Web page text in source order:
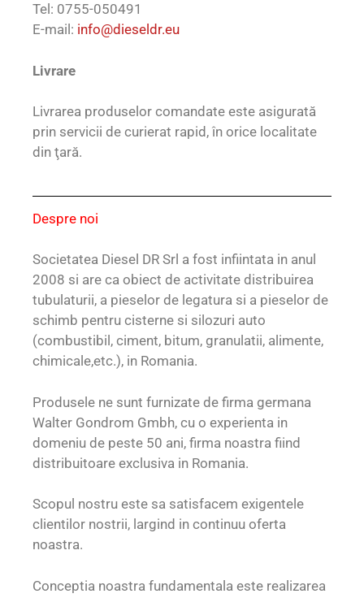
Tel: 0755-050491
E-mail: info@dieseldr.eu
Livrare
Livrarea produselor comandate este asigurată
prin servicii de curierat rapid, în orice localitate
din ţară.
Despre noi
Societatea Diesel DR Srl a fost infiintata in anul
2008 si are ca obiect de activitate distribuirea
tubulaturii, a pieselor de legatura si a pieselor de
schimb pentru cisterne si silozuri auto
(combustibil, ciment, bitum, granulatii, alimente,
chimicale,etc.), in Romania.
Produsele ne sunt furnizate de firma germana
Walter Gondrom Gmbh, cu o experienta in
domeniu de peste 50 ani, firma noastra fiind
distribuitoare exclusiva in Romania.
Scopul nostru este sa satisfacem exigentele
clientilor nostrii, largind in continuu oferta
noastra.
Conceptia noastra fundamentala este realizarea